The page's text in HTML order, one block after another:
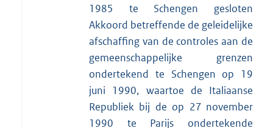
1985 te Schengen gesloten
Akkoord betreffende de geleidelijke
afschaffing van de controles aan de
gemeenschappelijke grenzen
ondertekend te Schengen op 19
juni 1990, waartoe de Italiaanse
Republiek bij de op 27 november
1990 te Parijs ondertekende